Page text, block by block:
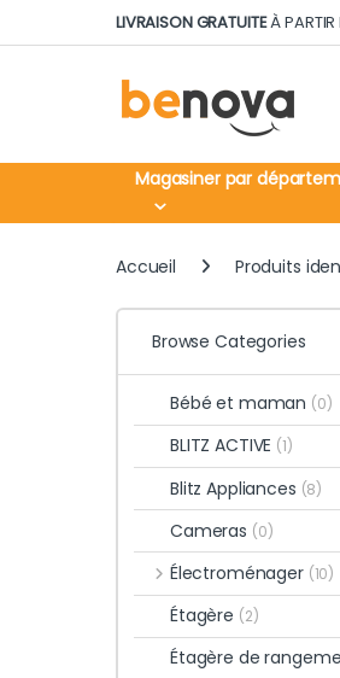
Skip to navigation
Skip to contentLIVRAISON GRATUITEÀ PARTIR
Magasiner par
Accueil Produits
Browse Categories
Bébé et maman (0)
BLITZ ACTIVE (1)
Blitz Appliances (8)
Cameras (0)
Électroménager (10)
Étagère (2)
Étagère de